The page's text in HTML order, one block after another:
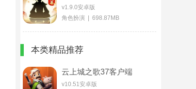
v1.9.0安卓版
角色扮演 | 698.87MB
本类精品推荐
云上城之歌37客户端
v10.51安卓版